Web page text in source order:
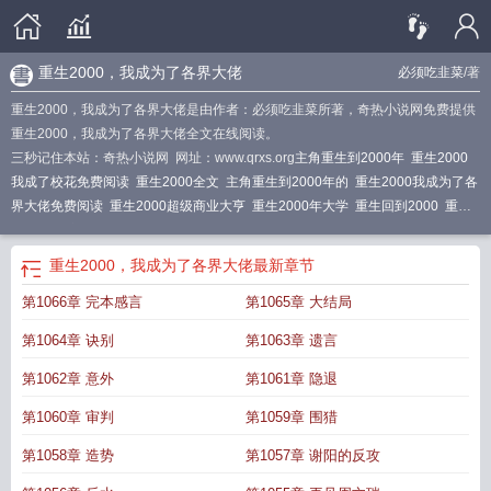
必须吃韭菜/著
重生2000，我成为了各界大佬
重生2000，我成为了各界大佬是由作者：必须吃韭菜所著，奇热小说网免费提供
重生2000，我成为了各界大佬全文在线阅读。
三秒记住本站：奇热小说网 网址：www.qrxs.org主角重生到2000年 重生2000
我成了校花免费阅读 重生2000全文 主角重生到2000年的 重生2000我成为了各
界大佬免费阅读 重生2000超级商业大亨 重生2000年大学 重生回到2000 重生
生到2000年当富豪
我成为了各界大佬的 我成为了各界大佬
豪 重生2000从大学网站开始免费阅读
学霸txt重生2000年大学毕业的免费阅读全重生我的2000
重生2000，我成为了各界大佬最新章节
第1066章 完本感言 第1065章 大结局
第1064章 诀别 第1063章 遗言
第1062章 意外 第1061章 隐退
第1060章 审判 第1059章 围猎
第1058章 造势 第1057章 谢阳的反攻